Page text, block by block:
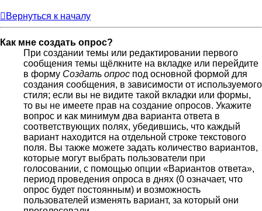
Вернуться к началу
Как мне создать опрос?
При создании темы или редактировании первого
сообщения темы щёлкните на вкладке или перейдите
в форму Создать опрос под основной формой для
создания сообщения, в зависимости от используемого
стиля; если вы не видите такой вкладки или формы,
то вы не имеете прав на создание опросов. Укажите
вопрос и как минимум два варианта ответа в
соответствующих полях, убедившись, что каждый
вариант находится на отдельной строке текстового
поля. Вы также можете задать количество вариантов,
которые могут выбрать пользователи при
голосовании, с помощью опции «Вариантов ответа»,
период проведения опроса в днях (0 означает, что
опрос будет постоянным) и возможность
пользователей изменять вариант, за который они